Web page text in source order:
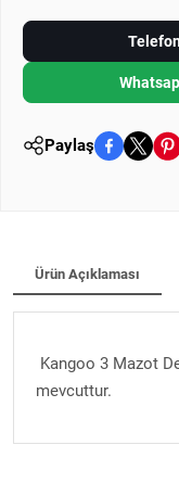
Paylaş
Ürün Açıklaması
Kangoo 3 Mazot
mevcuttur.